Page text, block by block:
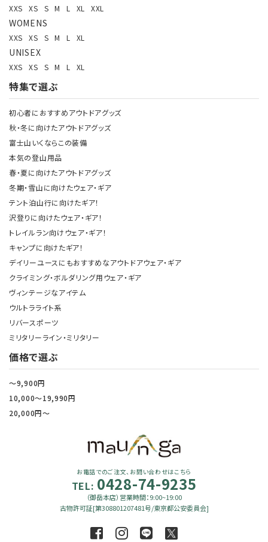
XXS XS S M L XL XXL
WOMENS
XXS XS S M L XL
UNISEX
XXS XS S M L XL
特集で選ぶ
初心者におすすめアウトドアグッズ
秋・冬に向けたアウトドアグッズ
富士山いくならこの装備
本気の登山用品
春・夏に向けたアウトドアグッズ
冬期・雪山に向けたウェア・ギア
テント泊山行に向けたギア！
沢登りに向けたウェア・ギア！
トレイルラン向けウェア・ギア！
キャンプに向けたギア！
デイリーユースにもおすすめなアウトドアウェア・ギア
クライミング・ボルダリング用ウェア・ギア
ヴィンテージなアイテム
ウルトラライト系
リバースポーツ
ミリタリーライン・ミリタリー
価格で選ぶ
～9,900円
10,000～19,990円
20,000円～
お電話でのご注文、お問い合わせはこちら
TEL: 0428-74-9235
（御岳本店）営業時間：9:00~19:00
古物許可証[第308801207481号/東京都公安委員会]